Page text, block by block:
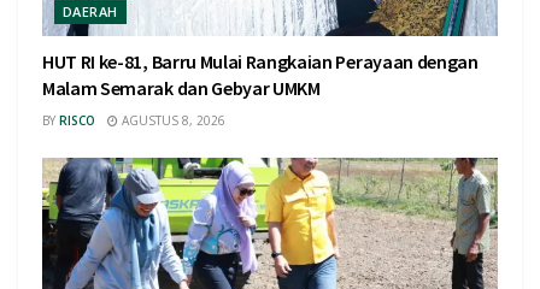
DAERAH
HUT RI ke-81, Barru Mulai Rangkaian Perayaan dengan
Malam Semarak dan Gebyar UMKM
BY RISCO AGUSTUS 8, 2026